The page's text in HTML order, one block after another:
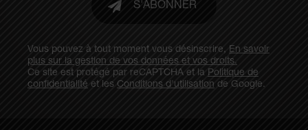
S'ABONNER
Vous pouvez à tout moment vous désinscrire, En savoir
plus sur la gestion de vos données et vos droits.
Ce site est protégé par reCAPTCHA et la Politique de
confidentialité et les Conditions d'utilisation de Google.